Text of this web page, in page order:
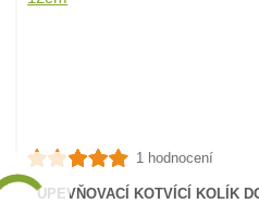
1 hodnocení
UPEVŇOVACÍ KOTVÍCÍ KOLÍK